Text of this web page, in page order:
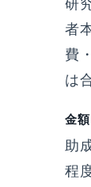
研
者
費
は
金
助
程